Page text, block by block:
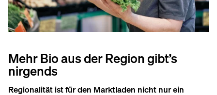
Mehr Bio aus der Region gibt’s
nirgends
Regionalität ist für den Marktladen nicht nur ein